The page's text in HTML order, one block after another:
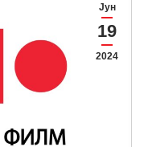
Јун
19
2024